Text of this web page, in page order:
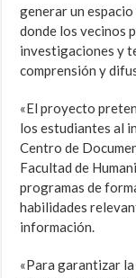
generar un
donde los vecinos
investigaciones y
comprensión y
«El proyecto
los estudiantes al
Centro de
Facultad de
programas de
habilidades
información.
«Para garantizar